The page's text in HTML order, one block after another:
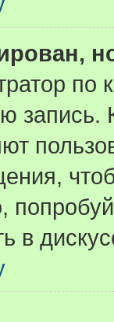
по
запись.
в